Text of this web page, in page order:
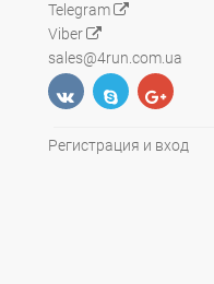
Telegram
Viber
sales@4run.com.ua
Регистрация и вход